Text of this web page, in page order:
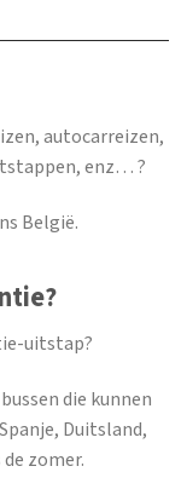
autocarreizen,
enz… ?
België.
uitstap?
die kunnen
Duitsland,
zomer.